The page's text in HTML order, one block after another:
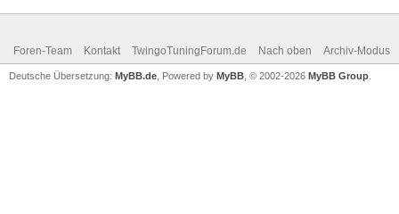
Foren-Team Kontakt TwingoTuningForum.de Nach oben Archiv-Modus
Deutsche Übersetzung: MyBB.de , Powered by MyBB , © 2002-2026 MyBB Group